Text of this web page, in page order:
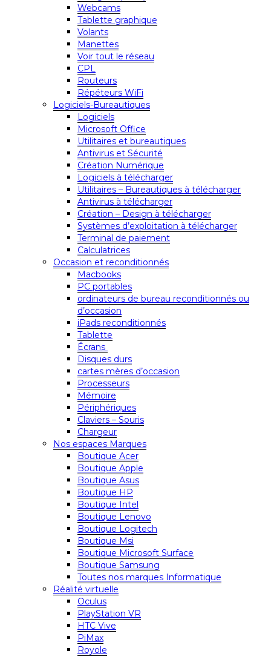
Webcams
Tablette graphique
Volants
Manettes
Voir tout le réseau
CPL
Routeurs
Répéteurs WiFi
Logiciels-Bureautiques
Logiciels
Microsoft Office
Utilitaires et bureautiques
Antivirus et Sécurité
Création Numérique
Logiciels à télécharger
Utilitaires – Bureautiques à télécharger
Antivirus à télécharger
Création – Design à télécharger
Systèmes d’exploitation à télécharger
Terminal de paiement
Calculatrices
Occasion et reconditionnés
Macbooks
PC portables
ordinateurs de bureau reconditionnés ou
d’occasion
iPads reconditionnés
Tablette
Écrans
Disques durs
cartes mères d’occasion
Processeurs
Mémoire
Périphériques
Claviers – Souris
Chargeur
Nos espaces Marques
Boutique Acer
Boutique Apple
Boutique Asus
Boutique HP
Boutique Intel
Boutique Lenovo
Boutique Logitech
Boutique Msi
Boutique Microsoft Surface
Boutique Samsung
Toutes nos marques Informatique
Réalité virtuelle
Oculus
PlayStation VR
HTC Vive
PiMax
Royole